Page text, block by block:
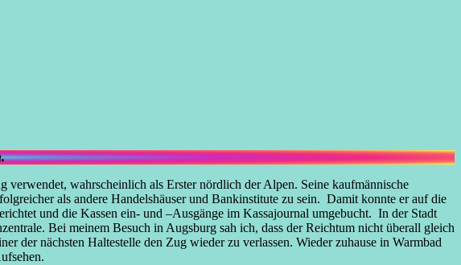
verwendet, wahrscheinlich als Erster nördlich der Alpen. Seine kaufmännische
als andere Handelshäuser und Bankinstitute zu sein. Damit konnte er auf die
und die Kassen ein- und –Ausgänge im Kassajournal umgebucht. In der Stadt
Bei meinem Besuch in Augsburg sah ich, dass der Reichtum nicht überall gleich
der nächsten Haltestelle den Zug wieder zu verlassen. Wieder zuhause in Warmbad